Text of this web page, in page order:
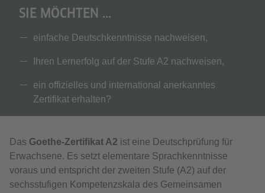
SIE MÖCHTEN ...
einfache Deutschkenntnisse nachweisen,
Ihren Lernerfolg auf der Stufe A2 nachweisen,
ein offizielles und international anerkanntes
Zertifikat erhalten?
Das Goethe-Zertifikat A2 ist eine Deutschprüfung für
Erwachsene. Es setzt elementare Sprachkenntnisse
voraus und entspricht der zweiten Stufe (A2) auf der
sechsstufigen Kompetenzskala des Gemeinsamen